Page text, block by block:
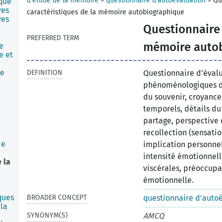
et
la
caractéristiques de la mémoire autobiographique
PREFERRED TERM
mémoire
DEFINITION
Questionnaire
phénoménologiques
du souvenir,
temporels, détails
partage, perspective
recollection
implication
intensité
viscérales,
émotionnelle.
BROADER CONCEPT questionnaire
SYNONYM(S) AMCQ